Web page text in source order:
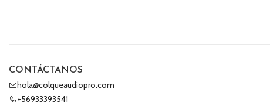
CONTÁCTANOS
hola@colqueaudiopro.com
+56933393541